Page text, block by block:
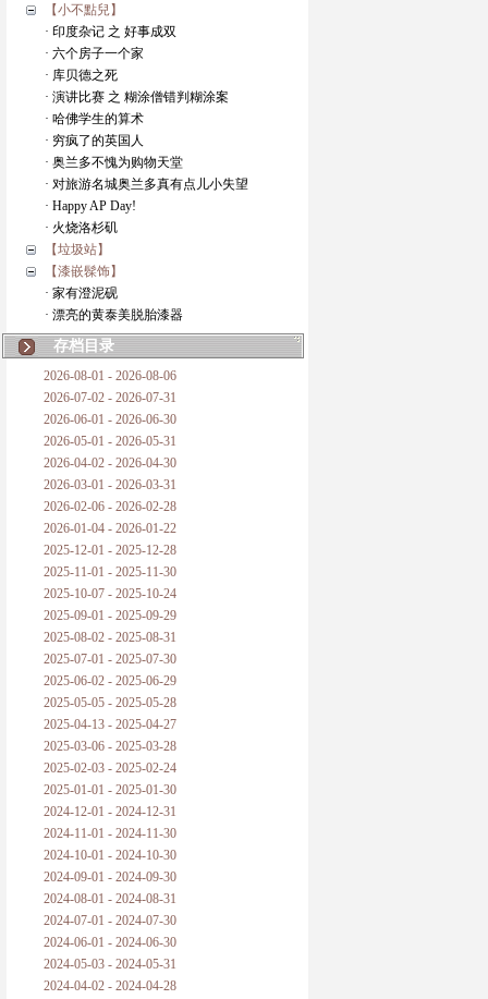
【小不點兒】
· 印度杂记 之 好事成双
· 六个房子一个家
· 库贝德之死
· 演讲比赛 之 糊涂僧错判糊涂案
· 哈佛学生的算术
· 穷疯了的英国人
· 奥兰多不愧为购物天堂
· 对旅游名城奥兰多真有点儿小失望
· Happy AP Day!
· 火烧洛杉矶
【垃圾站】
【漆嵌髹饰】
· 家有澄泥砚
· 漂亮的黄泰美脱胎漆器
存档目录
2026-08-01 - 2026-08-06
2026-07-02 - 2026-07-31
2026-06-01 - 2026-06-30
2026-05-01 - 2026-05-31
2026-04-02 - 2026-04-30
2026-03-01 - 2026-03-31
2026-02-06 - 2026-02-28
2026-01-04 - 2026-01-22
2025-12-01 - 2025-12-28
2025-11-01 - 2025-11-30
2025-10-07 - 2025-10-24
2025-09-01 - 2025-09-29
2025-08-02 - 2025-08-31
2025-07-01 - 2025-07-30
2025-06-02 - 2025-06-29
2025-05-05 - 2025-05-28
2025-04-13 - 2025-04-27
2025-03-06 - 2025-03-28
2025-02-03 - 2025-02-24
2025-01-01 - 2025-01-30
2024-12-01 - 2024-12-31
2024-11-01 - 2024-11-30
2024-10-01 - 2024-10-30
2024-09-01 - 2024-09-30
2024-08-01 - 2024-08-31
2024-07-01 - 2024-07-30
2024-06-01 - 2024-06-30
2024-05-03 - 2024-05-31
2024-04-02 - 2024-04-28